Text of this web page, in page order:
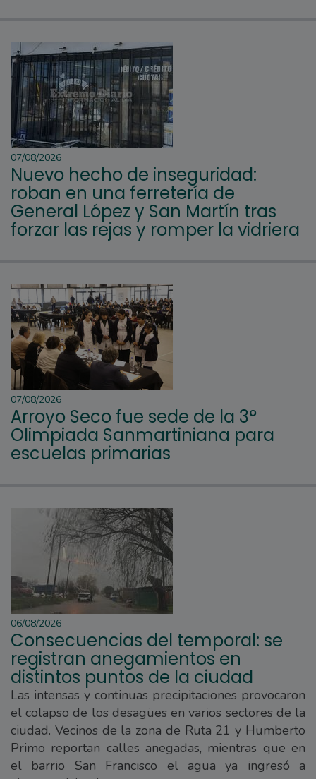
07/08/2026
Nuevo hecho de inseguridad:
roban en una ferretería de
General López y San Martín tras
forzar las rejas y romper la vidriera
07/08/2026
Arroyo Seco fue sede de la 3°
Olimpiada Sanmartiniana para
escuelas primarias
06/08/2026
Consecuencias del temporal: se
registran anegamientos en
distintos puntos de la ciudad
Las intensas y continuas precipitaciones provocaron
el colapso de los desagües en varios sectores de la
ciudad. Vecinos de la zona de Ruta 21 y Humberto
Primo reportan calles anegadas, mientras que en
el barrio San Francisco el agua ya ingresó a